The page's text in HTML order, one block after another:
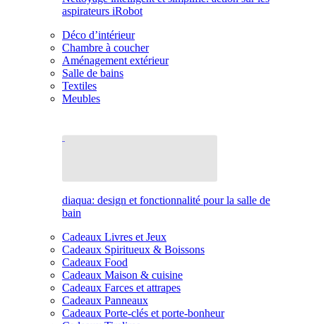
aspirateurs iRobot
Déco d’intérieur
Chambre à coucher
Aménagement extérieur
Salle de bains
Textiles
Meubles
diaqua: design et fonctionnalité pour la salle de
bain
Cadeaux Livres et Jeux
Cadeaux Spiritueux & Boissons
Cadeaux Food
Cadeaux Maison & cuisine
Cadeaux Farces et attrapes
Cadeaux Panneaux
Cadeaux Porte-clés et porte-bonheur